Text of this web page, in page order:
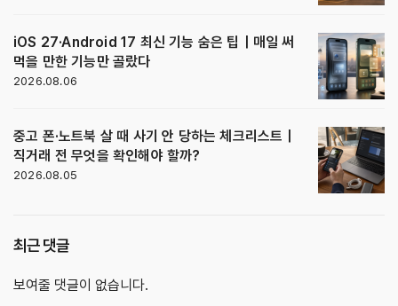
iOS 27·Android 17 최신 기능 숨은 팁｜매일 써
먹을 만한 기능만 골랐다
2026.08.06
중고 폰·노트북 살 때 사기 안 당하는 체크리스트｜
직거래 전 무엇을 확인해야 할까?
2026.08.05
최근 댓글
보여줄 댓글이 없습니다.